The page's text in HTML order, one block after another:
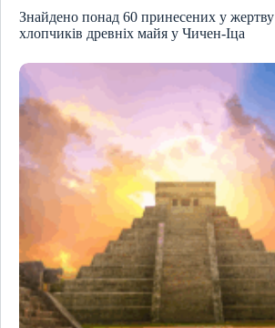
Знайдено понад 60 принесених у жертву
хлопчиків древніх майя у Чичен-Іца